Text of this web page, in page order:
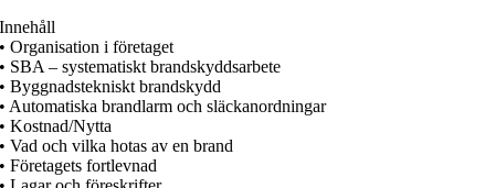
Innehåll
• Organisation i företaget
• SBA – systematiskt brandskyddsarbete
• Byggnadstekniskt brandskydd
• Automatiska brandlarm och släckanordningar
• Kostnad/Nytta
• Vad och vilka hotas av en brand
• Företagets fortlevnad